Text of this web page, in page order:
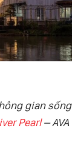
gian sống
Pearl– AVA